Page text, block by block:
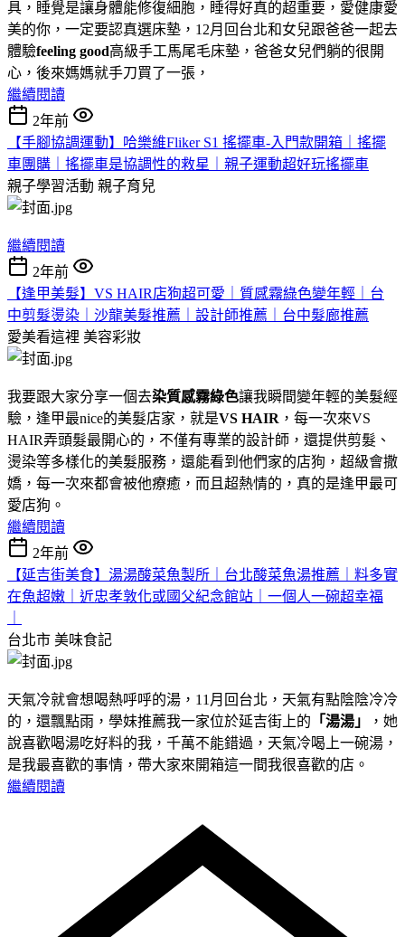
具，睡覺是讓身體能修復細胞，睡得好真的超重要，愛健康愛
美的你，一定要認真選床墊，12月回台北和女兒跟爸爸一起去
體驗feeling good高級手工馬尾毛床墊，爸爸女兒們躺的很開
心，後來媽媽就手刀買了一張，
繼續閱讀
2年前
【手腳協調運動】哈樂維Fliker S1 搖擺車-入門款開箱｜搖擺
車團購｜搖擺車是協調性的救星｜親子運動超好玩搖擺車
親子學習活動 親子育兒
繼續閱讀
2年前
【逢甲美髮】VS HAIR店狗超可愛｜質感霧綠色變年輕｜台
中剪髮燙染｜沙龍美髮推薦｜設計師推薦｜台中髮廊推薦
愛美看這裡 美容彩妝
我要跟大家分享一個去染質感霧綠色讓我瞬間變年輕的美髮經
驗，逢甲最nice的美髮店家，就是VS HAIR ，每一次來VS
HAIR弄頭髮最開心的，不僅有專業的設計師，還提供剪髮、
燙染等多樣化的美髮服務，還能看到他們家的店狗，超級會撒
嬌，每一次來都會被他療癒，而且超熱情的，真的是逢甲最可
愛店狗。
繼續閱讀
2年前
【延吉街美食】湯湯酸菜魚製所｜台北酸菜魚湯推薦｜料多實
在魚超嫩｜近忠孝敦化或國父紀念館站｜一個人一碗超幸福
台北市 美味食記
天氣冷就會想喝熱呼呼的湯，11月回台北，天氣有點陰陰冷冷
的，還飄點雨，學妹推薦我一家位於延吉街上的 「湯湯」
，她
說喜歡喝湯吃好料的我，千萬不能錯過，天氣冷喝上一碗湯，
是我最喜歡的事情，帶大家來開箱這一間我很喜歡的店。
繼續閱讀